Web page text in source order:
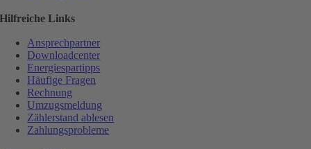
Hilfreiche Links
Ansprechpartner
Downloadcenter
Energiespartipps
Häufige Fragen
Rechnung
Umzugsmeldung
Zählerstand ablesen
Zahlungsprobleme